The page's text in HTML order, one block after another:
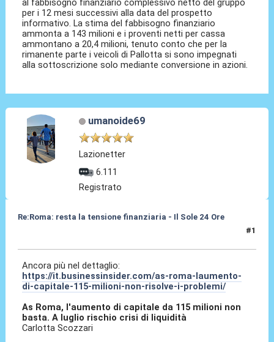
al fabbisogno finanziario complessivo netto del gruppo
per i 12 mesi successivi alla data del prospetto
informativo. La stima del fabbisogno finanziario
ammonta a 143 milioni e i proventi netti per cassa
ammontano a 20,4 milioni, tenuto conto che per la
rimanente parte i veicoli di Pallotta si sono impegnati
alla sottoscrizione solo mediante conversione in azioni.
umanoide69
Lazionetter
6.111
Registrato
Re:Roma: resta la tensione finanziaria - Il Sole 24 Ore
#1
Ancora più nel dettaglio:
https://it.businessinsider.com/as-roma-laumento-
di-capitale-115-milioni-non-risolve-i-problemi/
As Roma, l'aumento di capitale da 115 milioni non
basta. A luglio rischio crisi di liquidità
Carlotta Scozzari